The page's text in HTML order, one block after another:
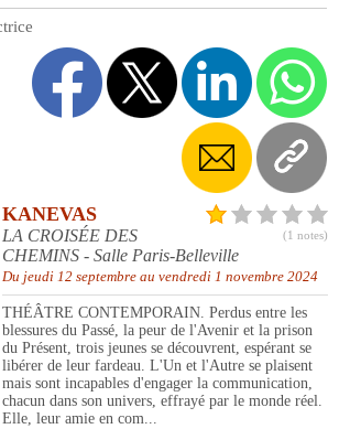
(1 notes)
KANEVAS
LA CROISÉE DES
CHEMINS - Salle Paris-Belleville
Du jeudi 12 septembre au vendredi 1 novembre 2024
THÉÂTRE CONTEMPORAIN. Perdus entre les
blessures du Passé, la peur de l'Avenir et la prison
du Présent, trois jeunes se découvrent, espérant se
libérer de leur fardeau. L'Un et l'Autre se plaisent
mais sont incapables d'engager la communication,
chacun dans son univers, effrayé par le monde réel.
Elle, leur amie en com...